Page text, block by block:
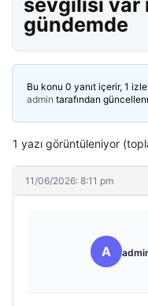
sevgilisi var
gündemde
Bu konu 0 yanıt içerir, 1
admin tarafından
1 yazı görüntüleniyor
11/06/2026: 8:11 pm
A